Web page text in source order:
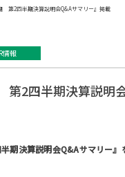
第2四半期決算説明会Q&Aサマリー』掲載
情報
第2四半期決算説明
期決算説明会Q&Aサマリー』